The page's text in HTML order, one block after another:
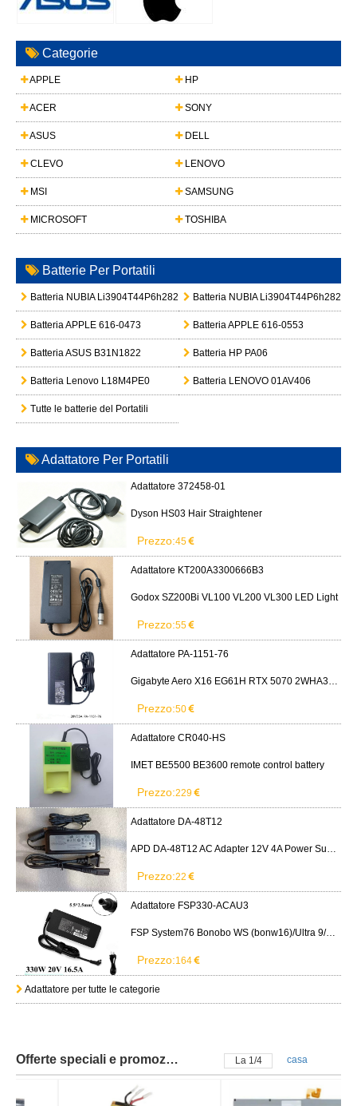
Categorie
APPLE HP
ACER SONY
ASUS DELL
CLEVO LENOVO
MSI SAMSUNG
MICROSOFT TOSHIBA
Batterie Per Portatili
Batteria NUBIA Li3904T44P6h282455Batteria NUBIA Li3904T44P6h282455
Batteria APPLE 616-0473 Batteria APPLE 616-0553
Batteria ASUS B31N1822 Batteria HP PA06
Batteria Lenovo L18M4PE0 Batteria LENOVO 01AV406
Tutte le batterie del Portatili
Adattatore Per Portatili
Adattatore 372458-01
Dyson HS03 Hair Straightener
Prezzo:45
Adattatore KT200A3300666B3
Godox SZ200Bi VL100 VL200 VL300 LED Light
Prezzo:55
Adattatore PA-1151-76
Gigabyte Aero X16 EG61H RTX 5070 2WHA3USC64AH LITEON PA-1151-76 150W adapter
Prezzo:50
Adattatore CR040-HS
IMET BE5500 BE3600 remote control battery
Prezzo:229
Adattatore DA-48T12
APD DA-48T12 AC Adapter 12V 4A Power Supply Cord
Prezzo:22
Adattatore FSP330-ACAU3
FSP System76 Bonobo WS (bonw16)/Ultra 9/RTX5090
Prezzo:164
Adattatore per tutte le categorie
Offerte speciali e promozioni La 2/4 casa